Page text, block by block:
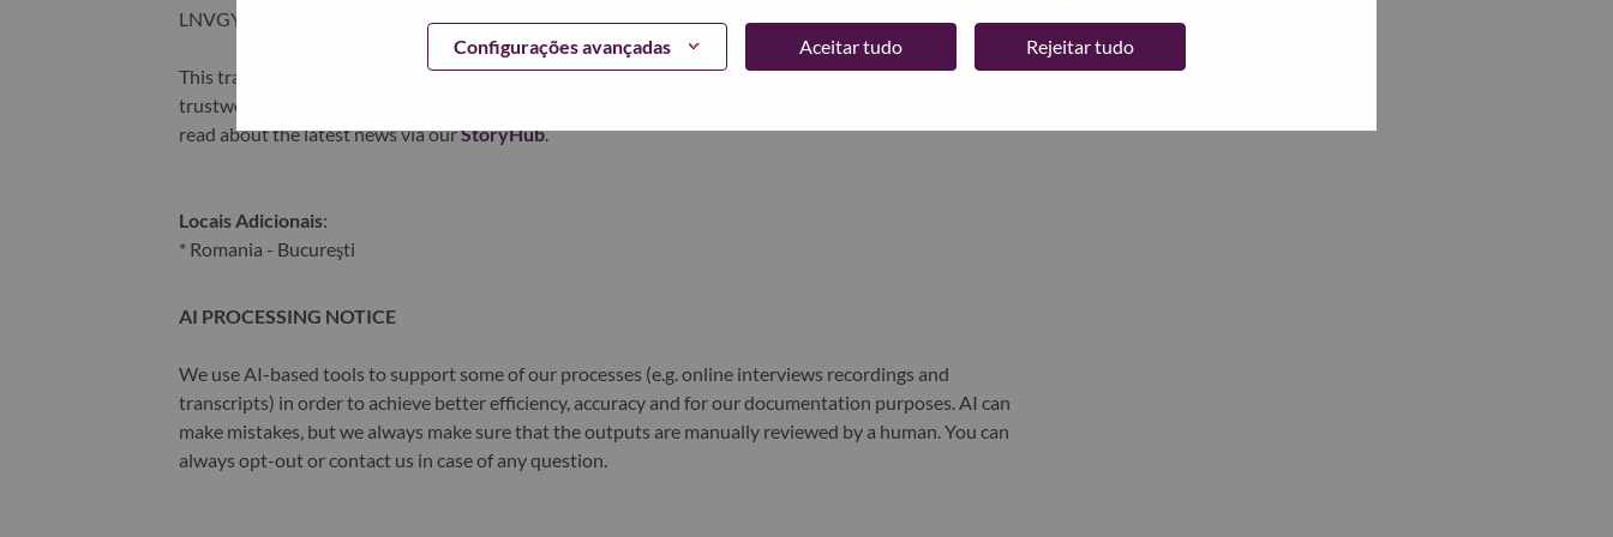
Configurações avançadas Aceitar tudo Rejeitar tudo
LNVGY).
This transformation together with Lenovo’s world-changing innovation is building a more inclusive,
trustworthy, and smarter future for everyone, everywhere. To find out more visit
read about the latest news via ourStoryHub.
Locais Adicionais:
* Romania - Bucureşti
AI PROCESSING NOTICE
We use AI-based tools to support some of our processes (e.g. online interviews recordings and
transcripts) in order to achieve better efficiency, accuracy and for our documentation purposes. AI can
make mistakes, but we always make sure that the outputs are manually reviewed by a human. You can
always opt-out or contact us in case of any question.